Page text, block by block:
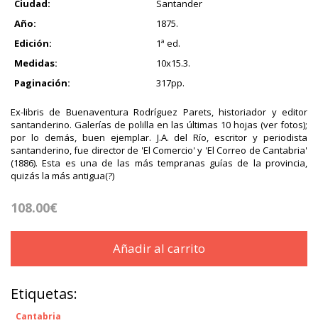
Ciudad:
Santander
Año:
1875.
Edición:
1ª ed.
Medidas:
10x15.3.
Paginación:
317pp.
Ex-libris de Buenaventura Rodríguez Parets, historiador y editor
santanderino. Galerías de polilla en las últimas 10 hojas (ver fotos);
por lo demás, buen ejemplar. J.A. del Río, escritor y periodista
santanderino, fue director de 'El Comercio' y 'El Correo de Cantabria'
(1886). Esta es una de las más tempranas guías de la provincia,
quizás la más antigua(?)
108.00€
Añadir al carrito
Etiquetas:
Cantabria